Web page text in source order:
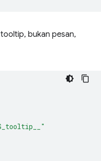
bukan pesan,